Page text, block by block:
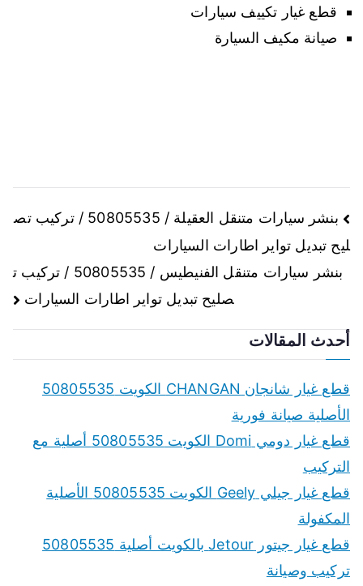
قطع غيار تكييف سيارات
صيانة مكيف السيارة
تصفّح
المقالات
بنشر سيارات متنقل العقيلة / 50805535 / تركيب تص
ليح تبديل تواير اطارات السيارات
بنشر سيارات متنقل الفنيطيس / 50805535 / تركيب ت
صليح تبديل تواير اطارات السيارات
أحدث المقالات
قطع غيار شانجان CHANGAN الكويت 50805535
الأصلية صيانة فورية
قطع غيار دومي Domi الكويت 50805535 أصلية مع
التركيب
قطع غيار جيلي Geely الكويت 50805535 الأصلية
المكفولة
قطع غيار جيتور Jetour بالكويت أصلية 50805535
تركيب وصيانة